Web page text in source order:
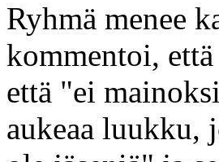
Ryhmä menee
kommentoi,
että "ei
aukeaa luukku,